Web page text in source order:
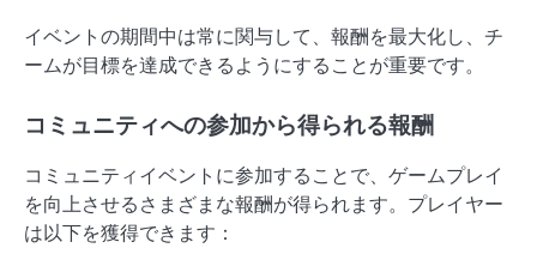
イベントの期間中は常に関与して、報酬を最大化し、チ
ームが目標を達成できるようにすることが重要です。
コミュニティへの参加から得られる報酬
コミュニティイベントに参加することで、ゲームプレイ
を向上させるさまざまな報酬が得られます。プレイヤー
は以下を獲得できます：